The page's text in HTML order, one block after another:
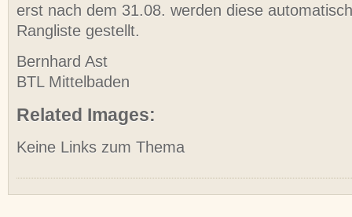
erst nach dem 31.08. werden diese
Rangliste gestellt.
Bernhard Ast
BTL Mittelbaden
Related Images:
Keine Links zum Thema